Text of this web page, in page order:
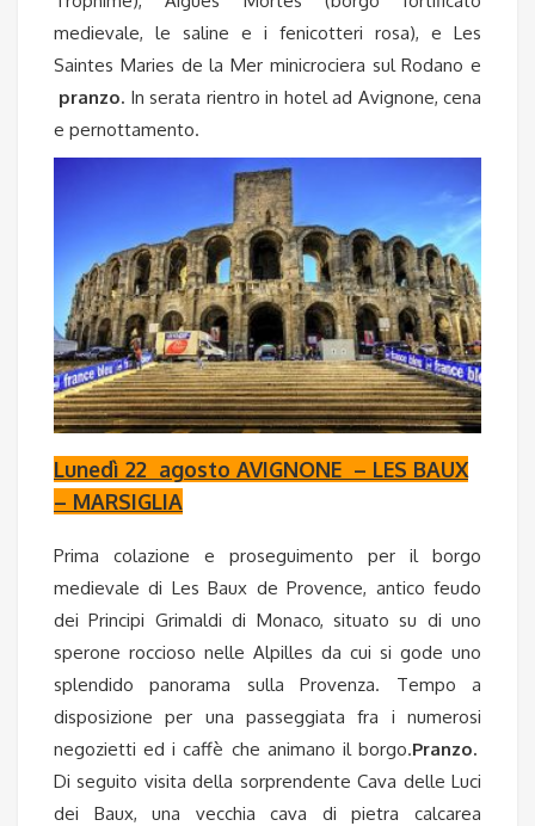
medievale, le saline e i fenicotteri rosa), e Les
Saintes Maries de la Mer minicrociera sul Rodano e
pranzo. In serata rientro in hotel ad Avignone, cena
e pernottamento.
Lunedì 22 agosto AVIGNONE – LES BAUX
– MARSIGLIA
Prima colazione e proseguimento per il borgo
medievale di Les Baux de Provence, antico feudo
dei Principi Grimaldi di Monaco, situato su di uno
sperone roccioso nelle Alpilles da cui si gode uno
splendido panorama sulla Provenza. Tempo a
disposizione per una passeggiata fra i numerosi
negozietti ed i caffè che animano il borgo.Pranzo.
Di seguito visita della sorprendente Cava delle Luci
dei Baux, una vecchia cava di pietra calcarea